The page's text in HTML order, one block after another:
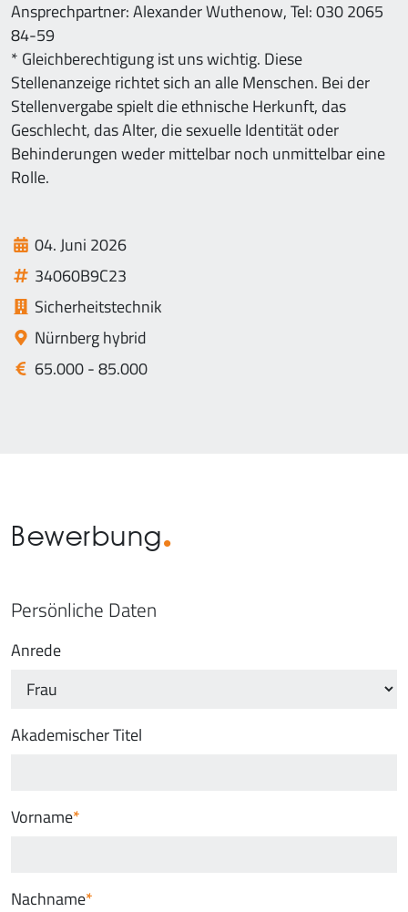
Ansprechpartner: Alexander Wuthenow, Tel: 030 2065
84-59
* Gleichberechtigung ist uns wichtig. Diese
Stellenanzeige richtet sich an alle Menschen. Bei der
Stellenvergabe spielt die ethnische Herkunft, das
Geschlecht, das Alter, die sexuelle Identität oder
Behinderungen weder mittelbar noch unmittelbar eine
Rolle.
04. Juni 2026
34060B9C23
Sicherheitstechnik
Nürnberg hybrid
65.000 - 85.000
Bewerbung
Persönliche Daten
Anrede
Akademischer Titel
Vorname
Nachname